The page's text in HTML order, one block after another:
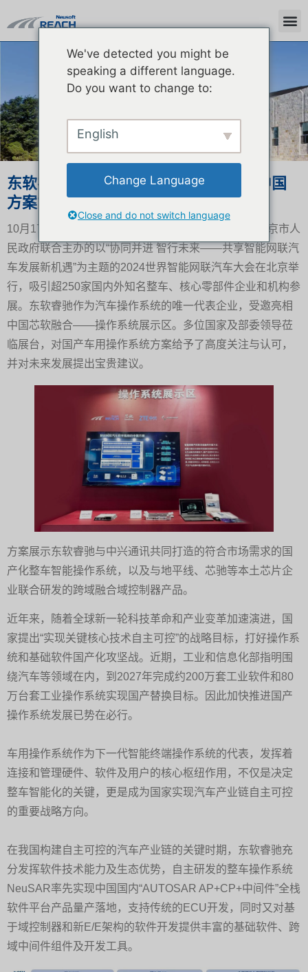
新闻中心
东软睿驰携“智能网联汽车数字底座的中国
方案”亮相2024世界智能网联汽车大会
10月17日-19日，由工业和信息化部、交通运输部、北京市人
民政府联合主办的以“协同并进 智行未来——共享智能网联汽
车发展新机遇”为主题的2024世界智能网联汽车大会在北京举
行，吸引超250家国内外知名整车、核心零部件企业和机构参
展。东软睿驰作为汽车操作系统的唯一代表企业，受邀亮相
中国芯软融合——操作系统展示区。多位国家及部委领导莅
临展台，对国产车用操作系统方案给予了高度关注与认可，
并对未来发展提出宝贵建议。
方案展示东软睿驰与中兴通讯共同打造的符合市场需求的国
产化整车智能操作系统，以及与地平线、芯驰等本土芯片企
业联合研发的跨域融合域控制器产品。
近年来，随着全球新一轮科技革命和产业变革加速演进，国
家提出“实现关键核心技术自主可控”的战略目标，打好操作系
统和基础软件国产化攻坚战。近期，工业和信息化部指明围
绕汽车等领域在内，到2027年完成约200万套工业软件和80
万台套工业操作系统实现国产替换目标。因此加快推进国产
操作系统发展已势在必行。
车用操作系统作为下一代智能终端操作系统的代表，发挥着
连接和管理硬件、软件及用户的核心枢纽作用，不仅是决定
整车智能化的关键，更是成为国家实现汽车产业链自主可控
的重要战略方向。
在我国构建自主可控的汽车产业链的关键时期，东软睿驰充
分发挥软件技术能力及生态优势，自主研发的整车操作系统
NeuSAR率先实现中国国内“AUTOSAR AP+CP+中间件”全栈
软件平台产品量产落地，支持传统的ECU开发，同时又对基
于域控制器和新E/E架构的软件开发提供丰富的基础软件、跨
域中间件组件及开发工具。
We've detected you might be
speaking a different language.
Do you want to change to:
English
Change Language
Close and do not switch language